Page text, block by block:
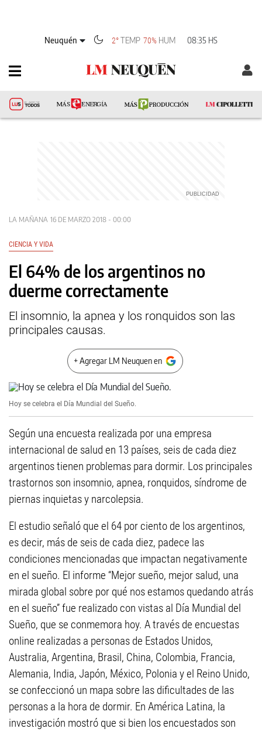
Neuquén 2°TEMP 70% HUM 08:35 HS
LA MAÑANA 16 DE MARZO 2018 - 00:00
CIENCIA Y VIDA
El 64% de los argentinos no
duerme correctamente
El insomnio, la apnea y los ronquidos son las
principales causas.
+ Agregar LM Neuquen en
Hoy se celebra el Día Mundial del Sueño.
Según una encuesta realizada por una empresa
internacional de salud en 13 países, seis de cada diez
argentinos tienen problemas para dormir. Los principales
trastornos son insomnio, apnea, ronquidos, síndrome de
piernas inquietas y narcolepsia.
El estudio señaló que el 64 por ciento de los argentinos,
es decir, más de seis de cada diez, padece las
condiciones mencionadas que impactan negativamente
en el sueño. El informe “Mejor sueño, mejor salud, una
mirada global sobre por qué nos estamos quedando atrás
en el sueño” fue realizado con vistas al Día Mundial del
Sueño, que se conmemora hoy. A través de encuestas
online realizadas a personas de Estados Unidos,
Australia, Argentina, Brasil, China, Colombia, Francia,
Alemania, India, Japón, México, Polonia y el Reino Unido,
se confeccionó un mapa sobre las dificultades de las
personas a la hora de dormir. En América Latina, la
investigación mostró que si bien los encuestados son